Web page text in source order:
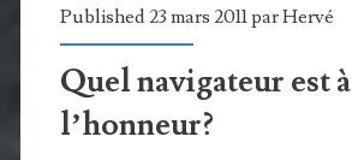
Published 23 mars 2011 parHervé
Quel navigateur est à
l’honneur?